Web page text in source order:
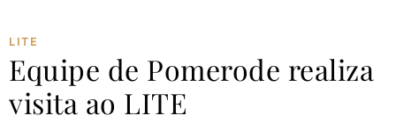
LITE
Equipe de Pomerode realiza
visita ao LITE